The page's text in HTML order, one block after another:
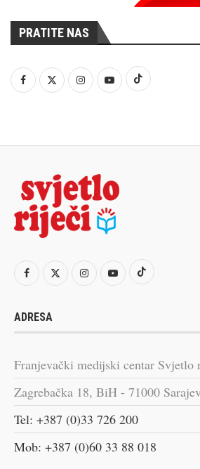
PRATITE NAS
ADRESA
Franjevački medijski centar Svjetlo
Zagrebačka 18, BiH - 71000
Tel: +387 (0)33 726 200
Mob: +387 (0)60 33 88 018